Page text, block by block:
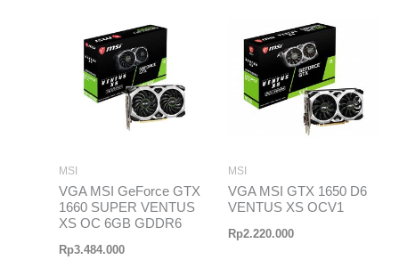
MSI
VGA MSI GeForce GTX
1660 SUPER VENTUS
XS OC 6GB GDDR6
Rp3.484.000
MSI
VGA MSI GTX 1650 D6
VENTUS XS OCV1
Rp2.220.000